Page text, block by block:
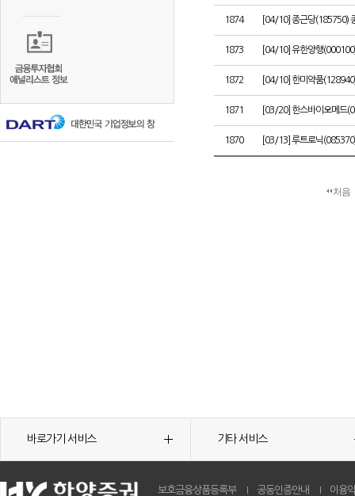
1874 [04/10] 종근당(185750)
1873 [04/10] 유한양행
1872 [04/10] 한미약품
1871 [03/20] 한스바이오메드
1870 [03/13] 루트로닉
처음
바로가기 서비스 기타 서비스
보호금융상품등록부 공동인증안내 이용